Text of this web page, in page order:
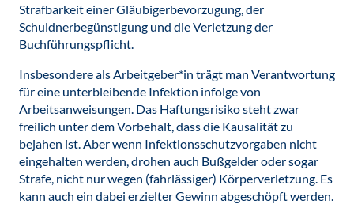
Strafbarkeit einer Gläubigerbevorzugung, der
Schuldnerbegünstigung und die Verletzung der
Buchführungspflicht.
Insbesondere als Arbeitgeber*in trägt man Verantwortung
für eine unterbleibende Infektion infolge von
Arbeitsanweisungen. Das Haftungsrisiko steht zwar
freilich unter dem Vorbehalt, dass die Kausalität zu
bejahen ist. Aber wenn Infektionsschutzvorgaben nicht
eingehalten werden, drohen auch Bußgelder oder sogar
Strafe, nicht nur wegen (fahrlässiger) Körperverletzung. Es
kann auch ein dabei erzielter Gewinn abgeschöpft werden.